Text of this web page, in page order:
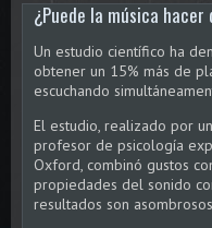
¿Puede la música
Un estudio científico ha
obtener un 15% más de
escuchando
El estudio, realizado por
profesor de psicología
Oxford, combinó gustos
propiedades del sonido
resultados son